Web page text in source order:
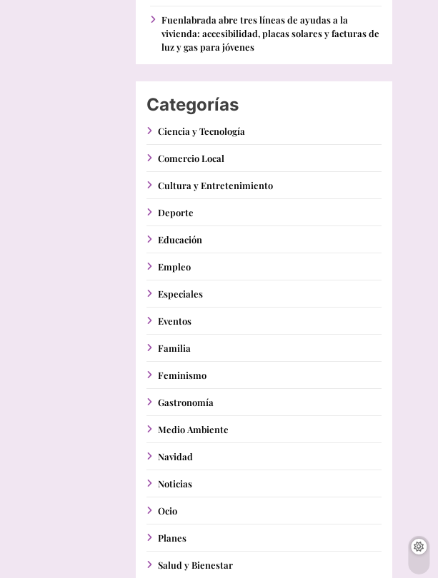
Fuenlabrada abre tres líneas de ayudas a la
vivienda: accesibilidad, placas solares y facturas de
luz y gas para jóvenes
Categorías
Ciencia y Tecnología
Comercio Local
Cultura y Entretenimiento
Deporte
Educación
Empleo
Especiales
Eventos
Familia
Feminismo
Gastronomía
Medio Ambiente
Navidad
Noticias
Ocio
Planes
Salud y Bienestar